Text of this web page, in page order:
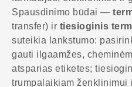
Spausdinimo būdai —
transfer) ir tiesioginis
suteikia lankstumo:
gauti ilgaamžes,
atsparias etiketes;
trumpalaikiam ženklinimui